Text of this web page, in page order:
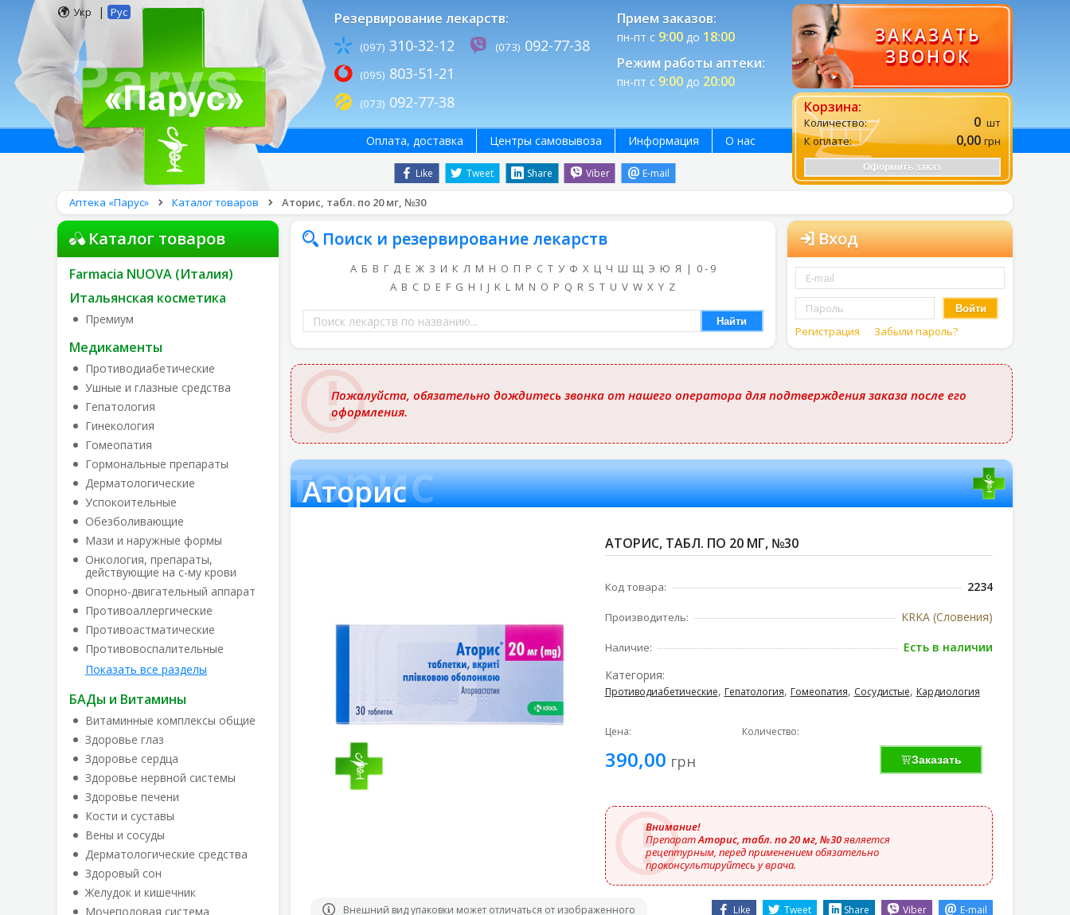
Укр | Рус Резервирование лекарств:
(097) 310-32-12
(095) 803-51-21
(073) 092-77-38
(073) 092-77-38
Прием заказов:
пн-пт с 9:00до 18:00
Режим работы аптеки:
пн-пт с 9:00до 20:00
ЗАКАЗАТЬ
ЗВОНОК
Корзина:
Количество: 0 шт
К оплате:
0,00 грн
Оформить заказ
Like Tweet Share Viber E-mail
Оплата, доставка Центры самовывоза Информация О нас
Аптека «Парус» Каталог товаров Аторис, табл. по 20 мг, №30
Каталог товаров
Farmacia NUOVA (Италия)
Итальянская косметика
Премиум
Медикаменты
Противодиабетические
Ушные и глазные средства
Гепатология
Гинекология
Гомеопатия
Гормональные препараты
Дерматологические
Успокоительные
Обезболивающие
Мази и наружные формы
Онкология, препараты,
действующие на с-му крови
Опорно-двигательный аппарат
Противоаллергические
Противоастматические
Противовоспалительные
Показать все разделы
БАДы и Витамины
Витаминные комплексы общие
Здоровье глаз
Здоровье сердца
Здоровье нервной системы
Здоровье печени
Кости и суставы
Вены и сосуды
Дерматологические средства
Здоровый сон
Желудок и кишечник
Мочеполовая система
Поиск и резервирование лекарств
А Б В Г Д Е Ж З И К Л М Н О П Р С Т У Ф Х Ц Ч Ш Щ Э Ю Я | 0 - 9
A B C D E F G H I J K L M N O P Q R S T U V W X Y Z
Поиск
лекарств
по
названию
Найти
Вход
Войти
Регистрация Забыли пароль?
Пожалуйста, обязательно дождитесь звонка от нашего оператора для подтверждения заказа после его
оформления.
Аторис
Аторис
АТОРИС, ТАБЛ. ПО 20 МГ, №30
Код товара: 2234
Производитель: KRKA (Словения)
Наличие:
Есть в наличии
Категория:
Противодиабетические, Гепатология, Гомеопатия, Сосудистые, Кардиология
Цена:
390,00 грн
Количество:
Заказать
Внимание!
ПрепаратАторис, табл. по 20 мг, №30является
рецептурным, перед применением обязательно
проконсультируйтесь у врача.
Внешний вид упаковки может отличаться от изображенного Like Tweet Share Viber E-mail